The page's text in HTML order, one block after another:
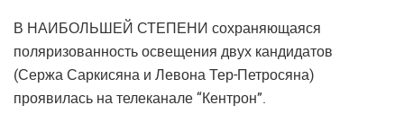
В НАИБОЛЬШЕЙ СТЕПЕНИ сохраняющаяся
поляризованность освещения двух кандидатов
(Сержа Саркисяна и Левона Тер-Петросяна)
проявилась на телеканале “Кентрон”.